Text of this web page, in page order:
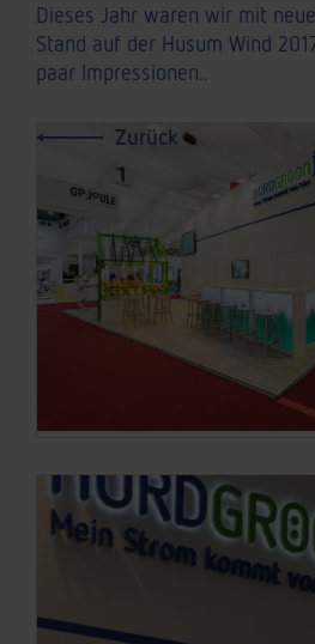
Dieses Jahr waren wir mit
Stand auf der Husum Wind
paar Impressionen..
Zurück